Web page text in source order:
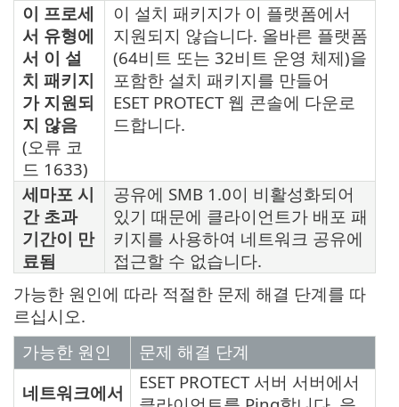
이 프로세
서 유형에
서 이 설
치 패키지
가 지원되
지 않음
(오류 코
드 1633)
이 설치 패키지가 이 플랫폼에서
지원되지 않습니다. 올바른 플랫폼
(64비트 또는 32비트 운영 체제)을
포함한 설치 패키지를 만들어
ESET PROTECT 웹 콘솔에 다운로
드합니다.
세마포 시
간 초과
기간이 만
료됨
공유에 SMB 1.0이 비활성화되어
있기 때문에 클라이언트가 배포 패
키지를 사용하여 네트워크 공유에
접근할 수 없습니다.
가능한 원인에 따라 적절한 문제 해결 단계를 따
르십시오.
가능한 원인
문제 해결 단계
네트워크에서
ESET PROTECT 서버 서버에서